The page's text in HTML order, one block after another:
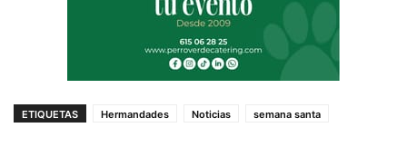
ETIQUETAS Hermandades Noticias semana santa